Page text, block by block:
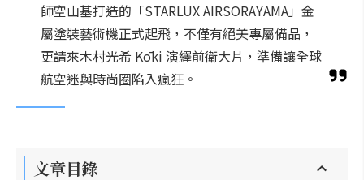
師空山基打造的「STARLUX AIRSORAYAMA」金
屬塗裝藝術機正式起飛，不僅有絕美專屬備品，
更請來木村光希 Kōki 演繹前衛大片，準備讓全球
航空迷與時尚圈陷入瘋狂。
文章目錄